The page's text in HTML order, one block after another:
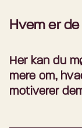
Hvem er
Her kan du
mere om,
motiverer